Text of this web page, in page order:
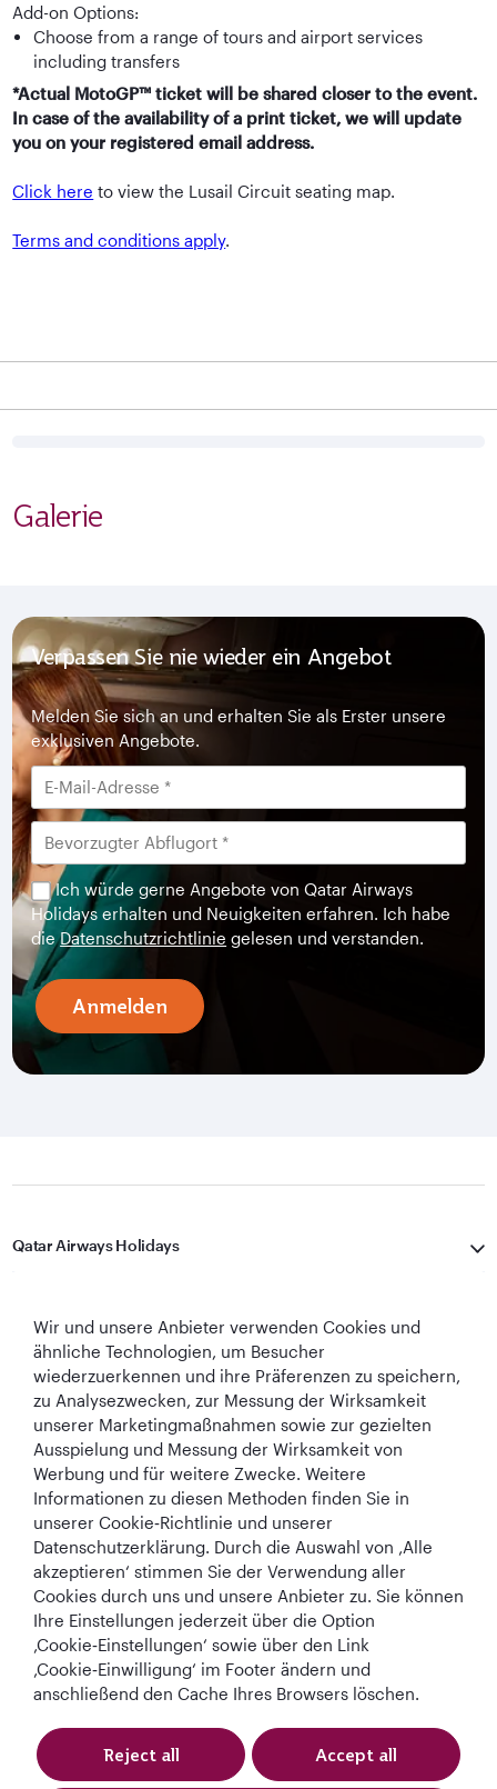
Add-on Options:
Choose from a range of tours and airport services
including transfers
*Actual MotoGP™ ticket will be shared closer to the event.
In case of the availability of a print ticket, we will update
you on your registered email address.
Click here to view the Lusail Circuit seating map.
Terms and conditions apply.
Galerie
Verpassen Sie nie wieder ein Angebot
Melden Sie sich an und erhalten Sie als Erster unsere
exklusiven Angebote.
Ich würde gerne Angebote von Qatar Airways
Holidays erhalten und Neuigkeiten erfahren. Ich habe
dieDatenschutzrichtlinie gelesen und verstanden.
Anmelden
Qatar Airways Holidays
In Verbindung bleiben
Best Airline in The
Middle East
World's Best
Airline
World's Best
Business Class
Business Class
Lounge
AGB Cookie-Richtlinie Datenschutzrichtlinie
Qatar Airways Holidays (German). Alle Rechte vorbehalten.
Wir und unsere Anbieter verwenden Cookies und
ähnliche Technologien, um Besucher
wiederzuerkennen und ihre Präferenzen zu speichern,
zu Analysezwecken, zur Messung der Wirksamkeit
unserer Marketingmaßnahmen sowie zur gezielten
Ausspielung und Messung der Wirksamkeit von
Werbung und für weitere Zwecke. Weitere
Informationen zu diesen Methoden finden Sie in
unserer Cookie‑Richtlinie und unserer
Datenschutzerklärung. Durch die Auswahl von ‚Alle
akzeptieren‘ stimmen Sie der Verwendung aller
Cookies durch uns und unsere Anbieter zu. Sie können
Ihre Einstellungen jederzeit über die Option
‚Cookie‑Einstellungen‘ sowie über den Link
‚Cookie‑Einwilligung‘ im Footer ändern und
anschließend den Cache Ihres Browsers löschen.
Reject all Accept all